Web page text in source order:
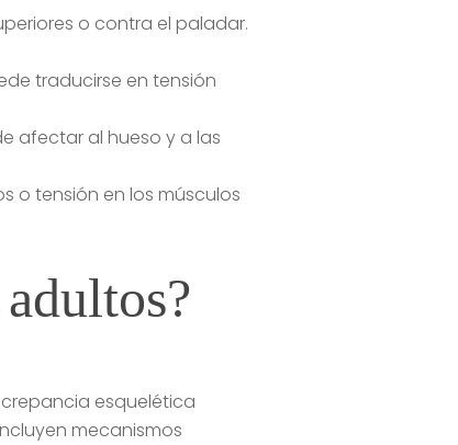
o contra el paladar.
traducirse en tensión
afectar al hueso y a las
o tensión en los músculos
esquelética
mecanismos